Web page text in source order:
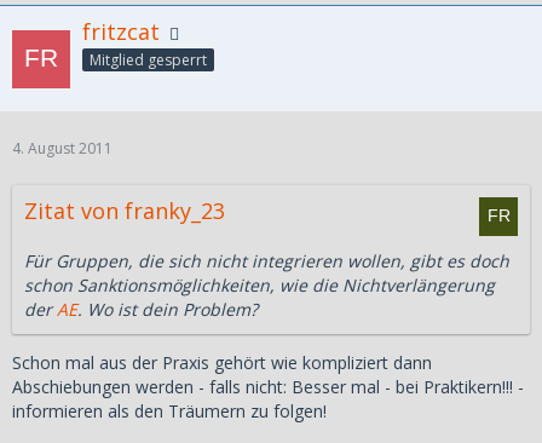
fritzcat
Mitglied gesperrt
4. August 2011
Zitat von franky_23
Für Gruppen, die sich nicht integrieren wollen, gibt es doch
schon Sanktionsmöglichkeiten, wie die Nichtverlängerung
derAE. Wo ist dein Problem?
Schon mal aus der Praxis gehört wie kompliziert dann
Abschiebungen werden - falls nicht: Besser mal - bei Praktikern!!! -
informieren als den Träumern zu folgen!